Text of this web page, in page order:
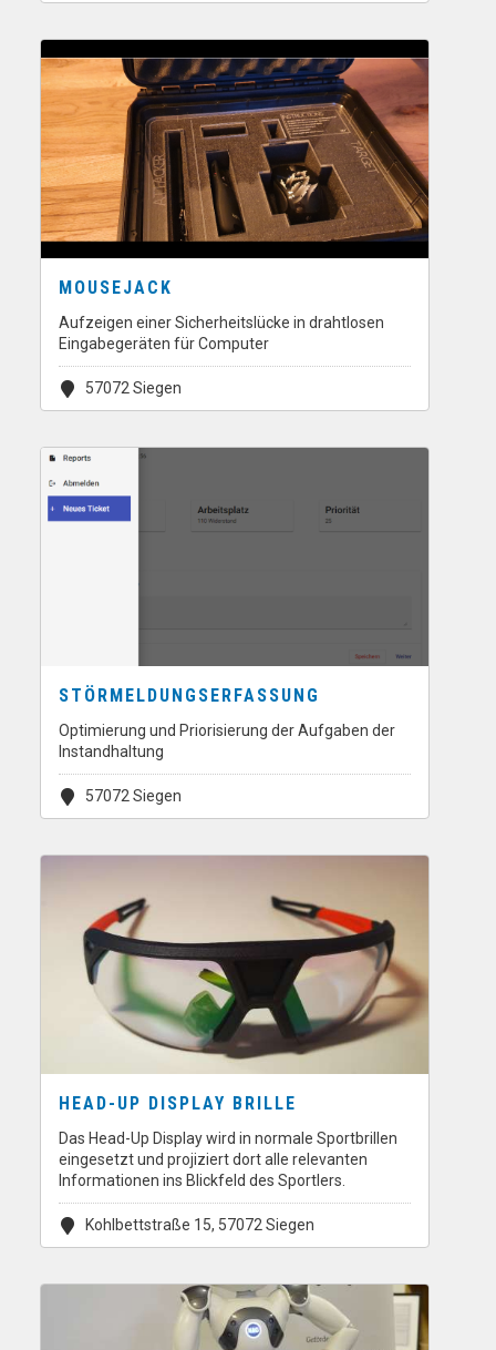
MOUSEJACK
Aufzeigen einer Sicherheitslücke in drahtlosen
Eingabegeräten für Computer
57072 Siegen
STÖRMELDUNGSERFASSUNG
Optimierung und Priorisierung der Aufgaben der
Instandhaltung
57072 Siegen
HEAD-UP DISPLAY BRILLE
Das Head-Up Display wird in normale Sportbrillen
eingesetzt und projiziert dort alle relevanten
Informationen ins Blickfeld des Sportlers.
Kohlbettstraße 15, 57072 Siegen